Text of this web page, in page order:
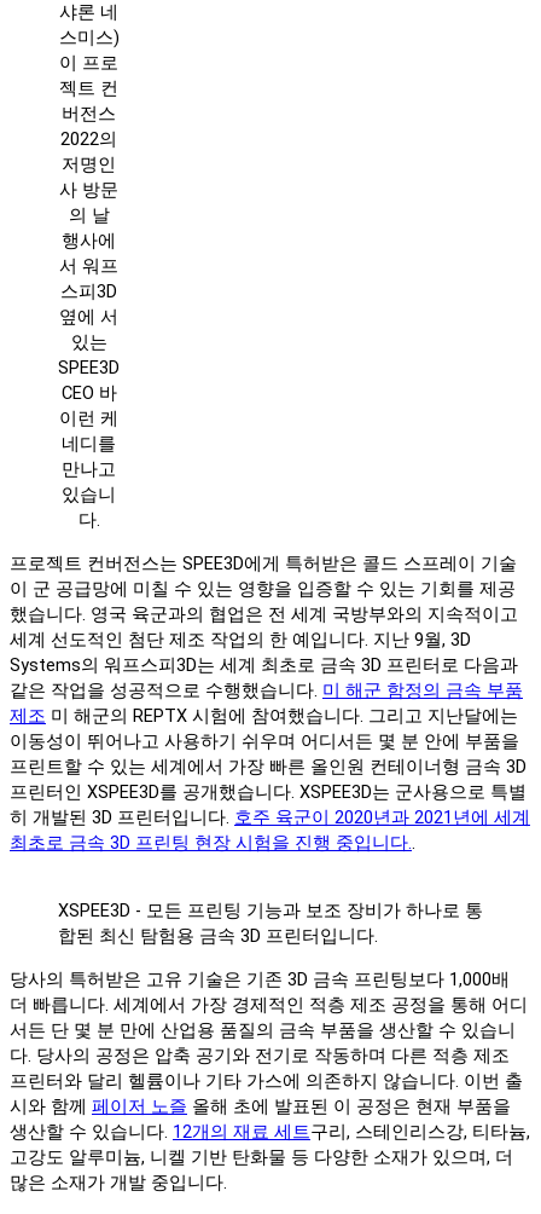
샤론 네
스미스)
이 프로
젝트 컨
버전스
2022의
저명인
사 방문
의 날
행사에
서 워프
스피3D
옆에 서
있는
SPEE3D
CEO 바
이런 케
네디를
만나고
있습니
다.
프로젝트 컨버전스는 SPEE3D에게 특허받은 콜드 스프레이 기술
이 군 공급망에 미칠 수 있는 영향을 입증할 수 있는 기회를 제공
했습니다. 영국 육군과의 협업은 전 세계 국방부와의 지속적이고
세계 선도적인 첨단 제조 작업의 한 예입니다. 지난 9월, 3D
Systems의 워프스피3D는 세계 최초로 금속 3D 프린터로 다음과
같은 작업을 성공적으로 수행했습니다. 미 해군 함정의 금속 부품
제조 미 해군의 REPTX 시험에 참여했습니다. 그리고 지난달에는
이동성이 뛰어나고 사용하기 쉬우며 어디서든 몇 분 안에 부품을
프린트할 수 있는 세계에서 가장 빠른 올인원 컨테이너형 금속 3D
프린터인 XSPEE3D를 공개했습니다. XSPEE3D는 군사용으로 특별
히 개발된 3D 프린터입니다. 호주 육군이 2020년과 2021년에 세계
최초로 금속 3D 프린팅 현장 시험을 진행 중입니다..
XSPEE3D - 모든 프린팅 기능과 보조 장비가 하나로 통
합된 최신 탐험용 금속 3D 프린터입니다.
당사의 특허받은 고유 기술은 기존 3D 금속 프린팅보다 1,000배
더 빠릅니다. 세계에서 가장 경제적인 적층 제조 공정을 통해 어디
서든 단 몇 분 만에 산업용 품질의 금속 부품을 생산할 수 있습니
다. 당사의 공정은 압축 공기와 전기로 작동하며 다른 적층 제조
프린터와 달리 헬륨이나 기타 가스에 의존하지 않습니다. 이번 출
시와 함께 페이저 노즐 올해 초에 발표된 이 공정은 현재 부품을
생산할 수 있습니다. 12개의 재료 세트구리, 스테인리스강, 티타늄,
고강도 알루미늄, 니켈 기반 탄화물 등 다양한 소재가 있으며, 더
많은 소재가 개발 중입니다.